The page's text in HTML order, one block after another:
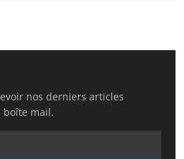
nos derniers articles
boîte mail.